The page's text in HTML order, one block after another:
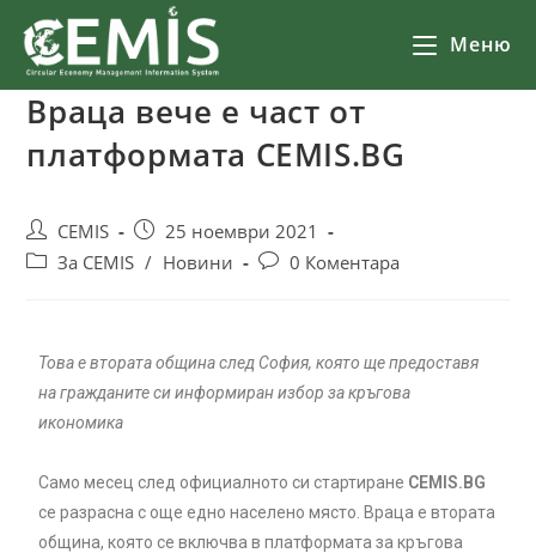
Меню
Враца вече е част от
платформата CEMIS.BG
CEMIS
25 ноември 2021
За CEMIS / Новини 0 Коментара
Това е втората община след София, която ще предоставя
на гражданите си информиран избор за кръгова
икономика
Само месец след официалното си стартиране CEMIS.BG
се разрасна с още едно населено място. Враца е втората
община, която се включва в платформата за кръгова